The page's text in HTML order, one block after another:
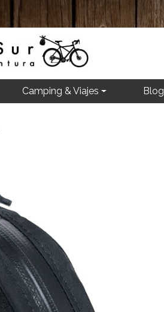
Camping & Viajes Blog